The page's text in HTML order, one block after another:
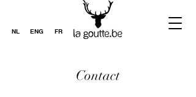
NL ENG FR
Contact